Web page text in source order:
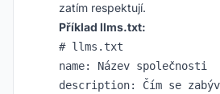
zatím respektují.
Příklad llms.txt:
# llms.txt
name: Název společnosti
description: Čím se